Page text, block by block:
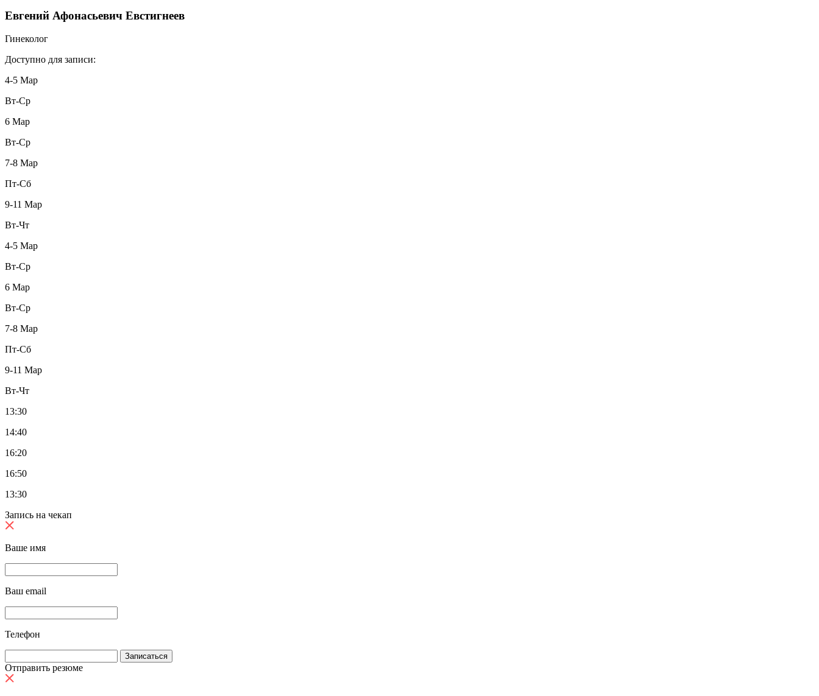
Евгений Афонасьевич Евстигнеев
Гинеколог
Доступно для записи:
4-5 Мар
Вт-Ср
6 Мар
Вт-Ср
7-8 Мар
Пт-Сб
9-11 Мар
Вт-Чт
4-5 Мар
Вт-Ср
6 Мар
Вт-Ср
7-8 Мар
Пт-Сб
9-11 Мар
Вт-Чт
13:30
14:40
16:20
16:50
13:30
Запись на чекап
Ваше имя
Ваш email
Телефон
Отправить резюме